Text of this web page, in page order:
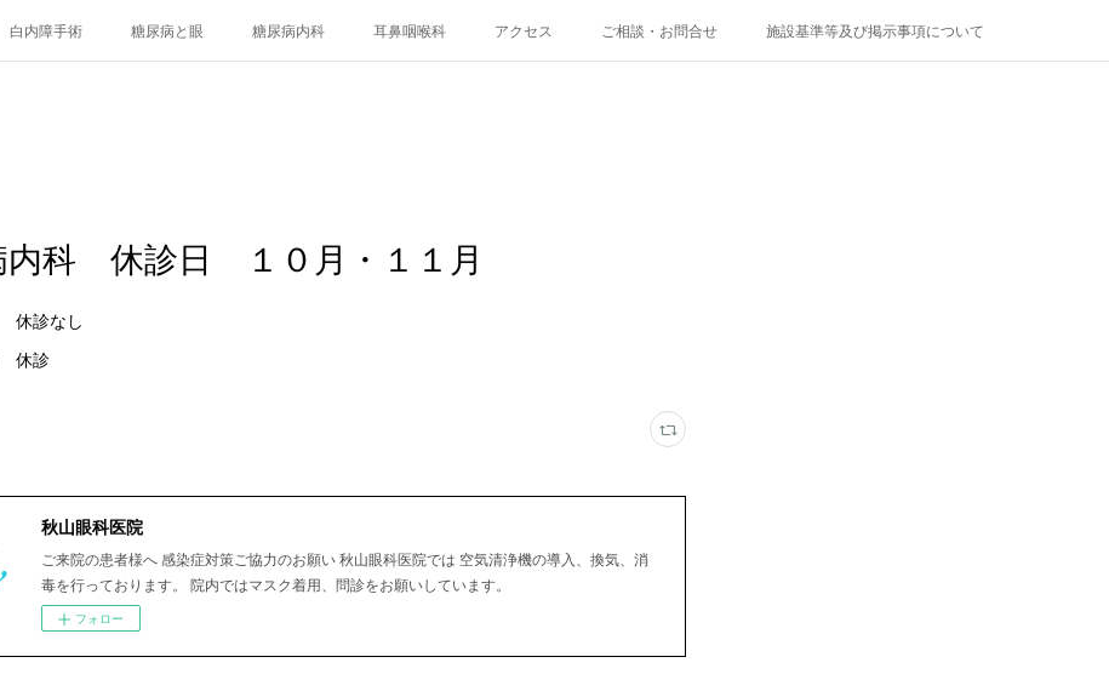
白内障手術 糖尿病と眼 糖尿病内科 耳鼻咽喉科 アクセス ご相談・お問合せ 施設基準等及び掲示事項について
内科 休診日 １０月・１１月
診なし
休診
秋山眼科医院
ご来院の患者様へ 感染症対策ご協力のお願い 秋山眼科医院では 空気清浄機の導入、換気、消
毒を行っております。 院内ではマスク着用、問診をお願いしています。
フォロー